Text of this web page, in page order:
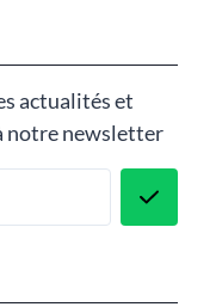
actualités et
notre newsletter